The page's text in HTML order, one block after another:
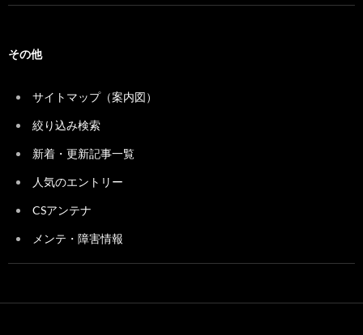
その他
サイトマップ（案内図）
絞り込み検索
新着・更新記事一覧
人気のエントリー
CSアンテナ
メンテ・障害情報